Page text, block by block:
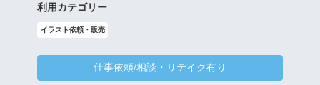
利用カテゴリー
イラスト依頼・販売
仕事依頼/相談・リテイク有り